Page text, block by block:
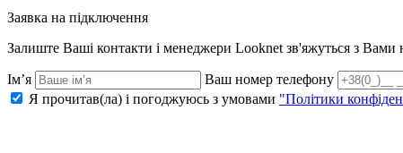
Заявка на підключення
Залиште Ваші контакти і менеджери Looknet зв'яжуться з
Ім’я Ваш номер телефону
Я прочитав(ла) і погоджуюсь з умовами "Політики